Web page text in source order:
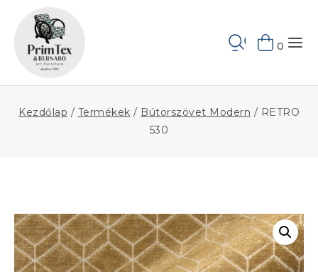
content
0
Kezdőlap / Termékek / Bútorszövet Modern / RETRO
530